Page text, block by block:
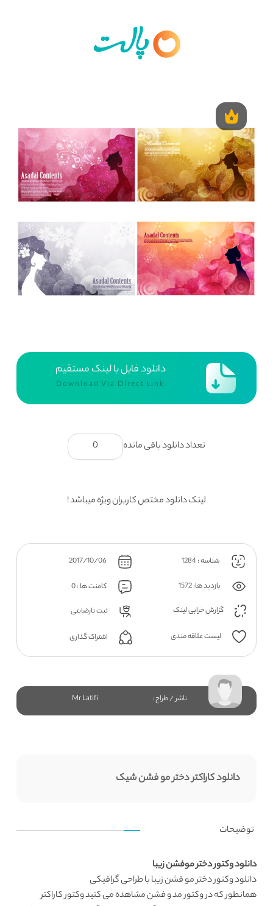
دانلود فایل با لینک مستقیم
Download Via Direct Link
تعداد دانلود باقی مانده 0
لینک دانلود مختص کاربران ویژه میباشد !
شناسه : 1284
بازدید ها: 1572
کامنت ها : 0
گزارش خرابی لینک
ثبت نارضایتی
لیست علاقه مندی اشتراک گذاری
ناشر / طراح : Mr Latifi
دانلود کاراکتر دختر مو فشن شیک
توضیحات
دانلود وکتور دختر موفشن زیبا
دانلود وکتوردختر مو فشن زیبا با طراحی گرافیکی
همانطور که دروکتور مد و فشنمشاهده می کنیدوکتور کاراکتر